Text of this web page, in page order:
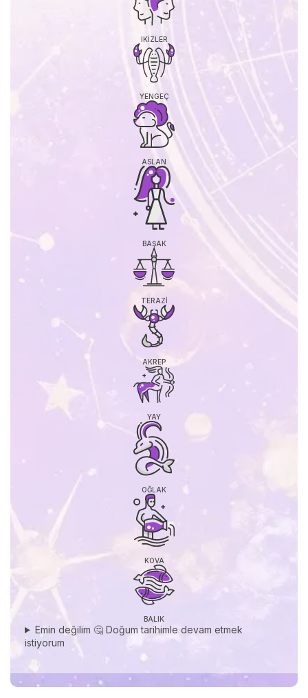
IKIZLER
YENGEÇ
ASLAN
BAŞAK
TERAZI
AKREP
YAY
OĞLAK
KOVA
BALIK
Emin değilim 🤔 Doğum tarihimle devam etmek
istiyorum